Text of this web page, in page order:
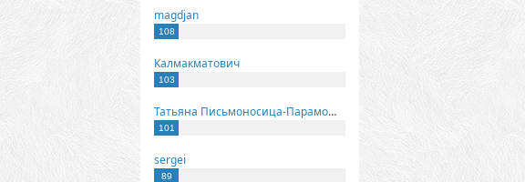
magdjan
108
Калмакматович
103
Татьяна Письмоносица-Парамонова
101
sergei
89